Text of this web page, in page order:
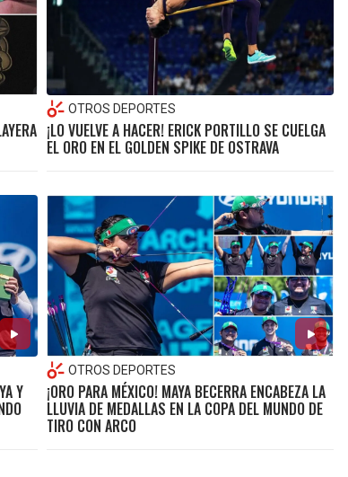
OTROS DEPORTES
¡LO VUELVE A HACER! ERICK PORTILLO SE CUELGA
EL ORO EN EL GOLDEN SPIKE DE OSTRAVA
Y
OTROS DEPORTES
¡ORO PARA MÉXICO! MAYA BECERRA ENCABEZA LA
LLUVIA DE MEDALLAS EN LA COPA DEL MUNDO DE
TIRO CON ARCO